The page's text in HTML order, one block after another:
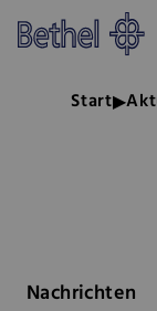
Zum Hauptinhalt
Zur Fußzeile
Bethel -
Start
Nachrichten